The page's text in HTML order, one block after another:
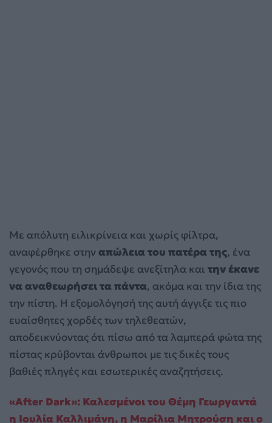
Με απόλυτη ειλικρίνεια και χωρίς φίλτρα,
αναφέρθηκε στηναπώλεια του πατέρα της, ένα
γεγονός που τη σημάδεψε ανεξίτηλα και την έκανε
να αναθεωρήσει τα πάντα, ακόμα και την ίδια της
την πίστη. Η εξομολόγησή της αυτή άγγιξε τις πιο
ευαίσθητες χορδές των τηλεθεατών,
αποδεικνύοντας ότι πίσω από τα λαμπερά φώτα της
πίστας κρύβονται άνθρωποι με τις δικές τους
βαθιές πληγές και εσωτερικές αναζητήσεις.
«After Dark»: Καλεσμένοι του Θέμη Γεωργαντά
η Ιουλία Καλλιμάνη, η Μαρίλια Μητρούση και ο